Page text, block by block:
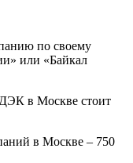
по своему
или «Байкал
в Москве стоит
в Москве – 750